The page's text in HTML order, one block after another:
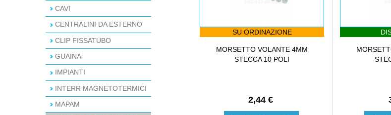
CAVI
CENTRALINI DA ESTERNO
CLIP FISSATUBO
GUAINA
IMPIANTI
INTERR MAGNETOTERMICI
MAPAM
SU ORDINAZIONE
MORSETTO VOLANTE 4MM
STECCA 10 POLI
2,44 €